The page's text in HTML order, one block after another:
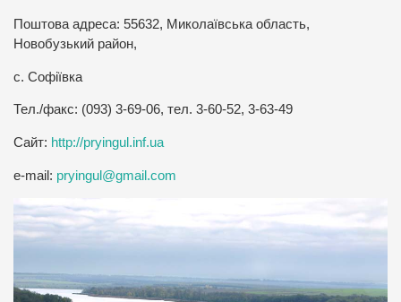
Поштова адреса: 55632, Миколаївська область,
Новобузький район,
с. Софіївка
Тел./факс: (093) 3-69-06, тел. 3-60-52, 3-63-49
Сайт: http://pryingul.inf.ua
e-mail: pryingul@gmail.com